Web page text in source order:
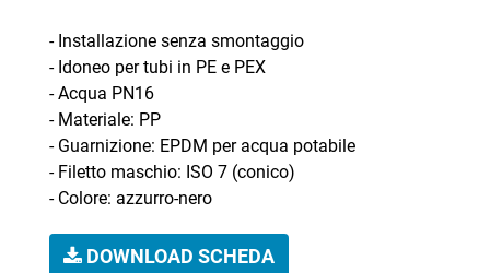
- Installazione senza smontaggio
- Idoneo per tubi in PE e PEX
- Acqua PN16
- Materiale: PP
- Guarnizione: EPDM per acqua potabile
- Filetto maschio: ISO 7 (conico)
- Colore: azzurro-nero
DOWNLOAD SCHEDA